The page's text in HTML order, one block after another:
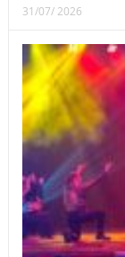
31/07/ 2026